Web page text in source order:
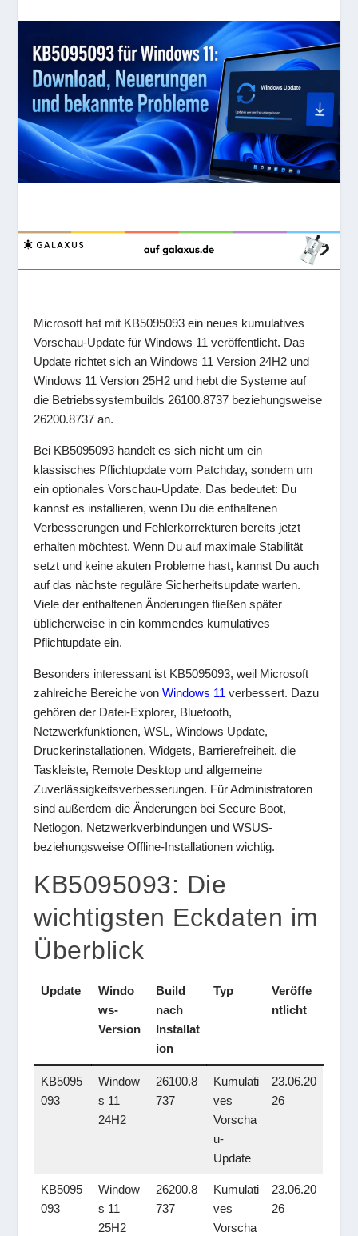
Microsoft hat mit KB5095093 ein neues kumulatives
Vorschau-Update für Windows 11 veröffentlicht. Das
Update richtet sich an Windows 11 Version 24H2 und
Windows 11 Version 25H2 und hebt die Systeme auf
die Betriebssystembuilds 26100.8737 beziehungsweise
26200.8737 an.
Bei KB5095093 handelt es sich nicht um ein
klassisches Pflichtupdate vom Patchday, sondern um
ein optionales Vorschau-Update. Das bedeutet: Du
kannst es installieren, wenn Du die enthaltenen
Verbesserungen und Fehlerkorrekturen bereits jetzt
erhalten möchtest. Wenn Du auf maximale Stabilität
setzt und keine akuten Probleme hast, kannst Du auch
auf das nächste reguläre Sicherheitsupdate warten.
Viele der enthaltenen Änderungen fließen später
üblicherweise in ein kommendes kumulatives
Pflichtupdate ein.
Besonders interessant ist KB5095093, weil Microsoft
zahlreiche Bereiche vonWindows 11 verbessert. Dazu
gehören der Datei-Explorer, Bluetooth,
Netzwerkfunktionen, WSL, Windows Update,
Druckerinstallationen, Widgets, Barrierefreiheit, die
Taskleiste, Remote Desktop und allgemeine
Zuverlässigkeitsverbesserungen. Für Administratoren
sind außerdem die Änderungen bei Secure Boot,
Netlogon, Netzwerkverbindungen und WSUS-
beziehungsweise Offline-Installationen wichtig.
KB5095093: Die
wichtigsten Eckdaten im
Überblick
Update
Windo
ws-
Version
Build
nach
Installat
ion
Typ
Veröffe
ntlicht
KB5095
093
Window
s 11
24H2
26100.8
737
Kumulati
ves
Vorscha
u-
Update
23.06.20
26
KB5095
093
Window
s 11
25H2
26200.8
737
Kumulati
ves
Vorscha
23.06.20
26